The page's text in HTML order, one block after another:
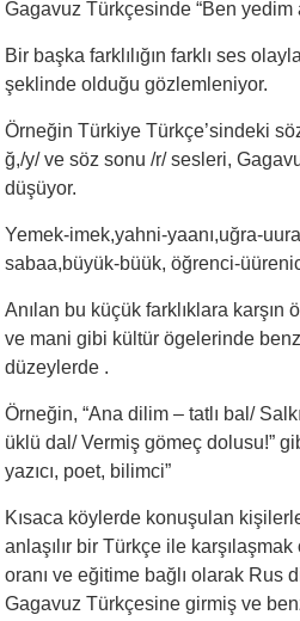
Gagavuz Türkçesinde “Ben yedim
Bir başka farklılığın farklı ses
şeklinde olduğu gözlemleniyor.
Örneğin Türkiye Türkçe’sindeki
ğ,/y/ ve söz sonu /r/ sesleri,
düşüyor.
Yemek-imek,yahni-yaanı,uğra-
sabaa,büyük-büük, öğrenci-
Anılan bu küçük farklıklara karşın
ve mani gibi kültür ögelerinde
düzeylerde .
Örneğin, “Ana dilim – tatlı bal/
üklü dal/ Vermiş gömeç dolusu!”
yazıcı, poet, bilimci”
Kısaca köylerde konuşulan
anlaşılır bir Türkçe ile
oranı ve eğitime bağlı olarak Rus
Gagavuz Türkçesine girmiş ve